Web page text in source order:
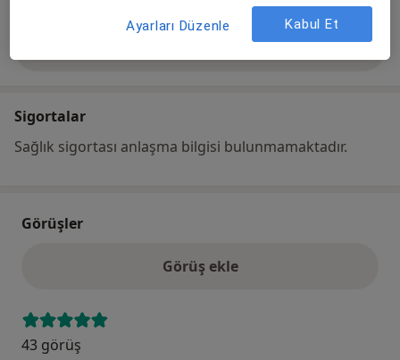
Tümünü göster
adres hakkında
Sigortalar
Sağlık sigortası anlaşma bilgisi bulunmamaktadır.
Görüşler
Görüş ekle
43 görüş
Ayarları Düzenle Kabul Et